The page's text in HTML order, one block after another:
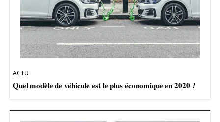
ACTU
Quel modèle de véhicule est le plus économique en 2020 ?